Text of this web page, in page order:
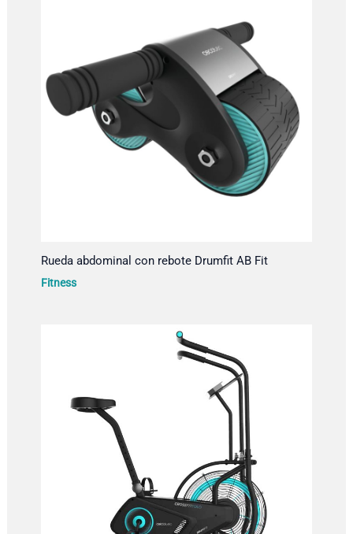
Rueda abdominal con rebote Drumfit AB Fit
Fitness